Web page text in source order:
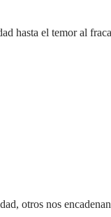
hasta el temor al
otros nos